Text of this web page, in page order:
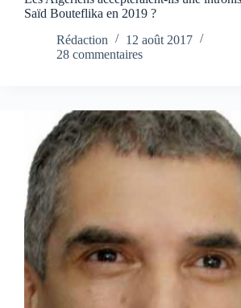
Saïd Bouteflika en 2019 ?
Rédaction
12 août 2017
28 commentaires